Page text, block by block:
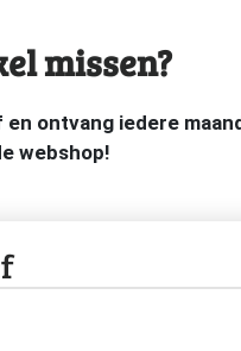
missen?
ontvang iedere
webshop!